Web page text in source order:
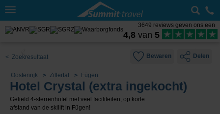
Toggle
3649 reviews geven ons een
4,8 van 5
< Zoekresultaat Bewaren Delen
Oostenrijk Zillertal Fügen
Hotel Crystal (extra ingekocht)
Geliefd 4-sterrenhotel met veel faciliteiten, op korte
afstand van de skilift in Fügen!